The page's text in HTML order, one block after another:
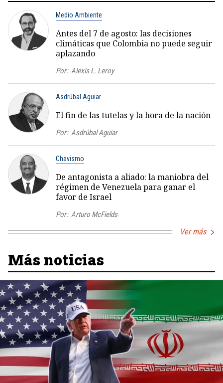
Medio Ambiente
Antes del 7 de agosto: las decisiones
climáticas que Colombia no puede seguir
aplazando
Por: Alexis L. Leroy
Asdrúbal Aguiar
El fin de las tutelas y la hora de la nación
Por: Asdrúbal Aguiar
Chavismo
De antagonista a aliado: la maniobra del
régimen de Venezuela para ganar el
favor de Israel
Por: Arturo McFields
Ver más
Más noticias